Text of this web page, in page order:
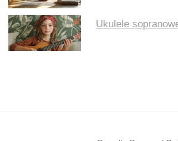
Ukulele